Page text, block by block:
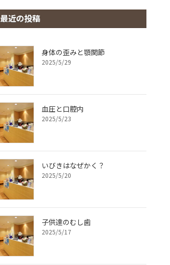
最近の投稿
身体の歪みと顎関節
2025/5/29
血圧と口腔内
2025/5/23
いびきはなぜかく？
2025/5/20
子供達のむし歯
2025/5/17